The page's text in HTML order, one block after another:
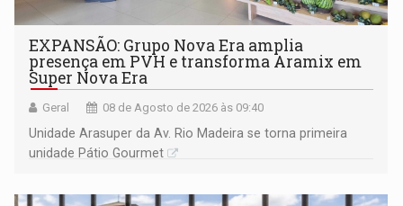
EXPANSÃO: Grupo Nova Era amplia
presença em PVH e transforma Aramix em
Super Nova Era
Geral 08 de Agosto de 2026 às 09:40
Unidade Arasuper da Av. Rio Madeira se torna primeira
unidade Pátio Gourmet